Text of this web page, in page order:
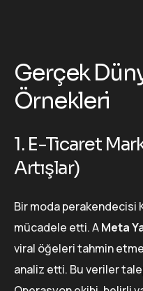
Gerçek
Örnekleri
1. E-Ticaret
Artışlar)
Bir moda perakendecisi
mücadele etti. AMeta
viral öğeleri tahmin
analiz etti. Bu veriler